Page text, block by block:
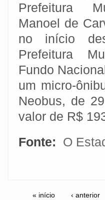
Prefeitura
Manoel de
no início
Prefeitura
Fundo
um micro-
Neobus, de
valor de R$
Fonte:
O
« início ‹ anterior